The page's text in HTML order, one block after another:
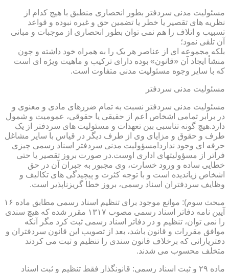
مسئولیت مدنی سردفتر بطور انحصاری منطبق با هیچ کدام از
نظریه های تقصیر یا خطر یا تضمین حق و غیره نبوده و قواعد
تسبیب و اتلاف را هم نمی توان بطور انحصاری از موجبات و مبانی
آن تلقی نمود؛
بلکه مجموعه ای از عناصر هر یک را به همراه خود داشته و چون
منشأ ایجاد آن «قانون» بوده دارای ترکیب و ماهیت ویژه ای است
که با سایر وجوه مسئولیت مدنی متفاوت است.
مسئولیت مدنی سردفتر
مسئولیت مدنی سردفتر نسبت به تمام ضررهای مادی و معنوی و
در برابر تمامی اشخاص اعم از حقیقی یا حقوقی، عمومیت و شمول
دارد.هیچ گونه تناسبی بین تعهدات و مسئولیت های سردفتر از یک
طرف و حقوق و مزایای وی از طرف دیگر در قیاس با سایر مشاغل
حرفه ای وجود ندارد!مسؤولیت مدنی سردفتر اسناد رسمی چیزی
فراتر از مسؤولیتهای اداری اوست.در صورت بروز تقصیر یا حتی
خطایی ساده و ورود خسارت، وی مجبور به جبران آن در حق
اشخاص زیاندیده است و با توجه کثرت و پیچیدگی های تکالیف و
وظایف سردفتران اسناد رسمی، بروز خطا گریزناپذیر است.
مبحث سوم): موانع موجود برای تنظیم اسناد رسمی مطابق ماده ۱۶
آیین نامه دفاتر اسناد رسمی مصوب ۱۳۱۷ مقرر شده که هیچ سندی
را نمی توان، تنظیم و در دفاتر اسناد رسمی ثبت کرد مگر آنکه
موافق مقررات و قانون باشد، بعد از تصویب این قانون سردفتران و
دفتریارانی که برخلاف قانون سندی را تنظیم و ثبت می کردند
متخلف محسوب می شدند.
ماده ۲۹ و ثبت اسناد رسمی: قانونگذار فقط تنظیم و ثبت اسناد